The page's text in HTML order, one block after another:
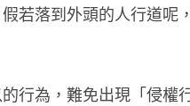
若落到外頭的人行道
行為，難免出現「侵